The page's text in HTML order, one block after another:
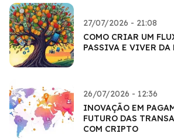
27/07/2026 - 21:08
COMO CRIAR UM
PASSIVA E VIVER DA
26/07/2026 - 12:36
INOVAÇÃO EM
FUTURO DAS
COM CRIPTO